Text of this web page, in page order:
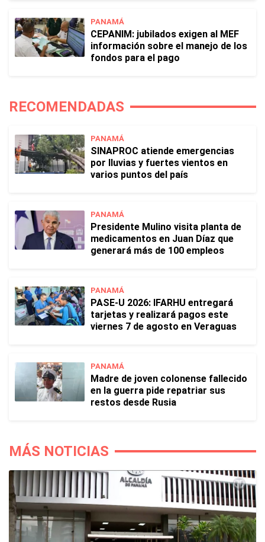
PANAMÁ
CEPANIM: jubilados exigen al MEF
información sobre el manejo de los
fondos para el pago
RECOMENDADAS
PANAMÁ
SINAPROC atiende emergencias
por lluvias y fuertes vientos en
varios puntos del país
PANAMÁ
Presidente Mulino visita planta de
medicamentos en Juan Díaz que
generará más de 100 empleos
PANAMÁ
PASE-U 2026: IFARHU entregará
tarjetas y realizará pagos este
viernes 7 de agosto en Veraguas
PANAMÁ
Madre de joven colonense fallecido
en la guerra pide repatriar sus
restos desde Rusia
MÁS NOTICIAS